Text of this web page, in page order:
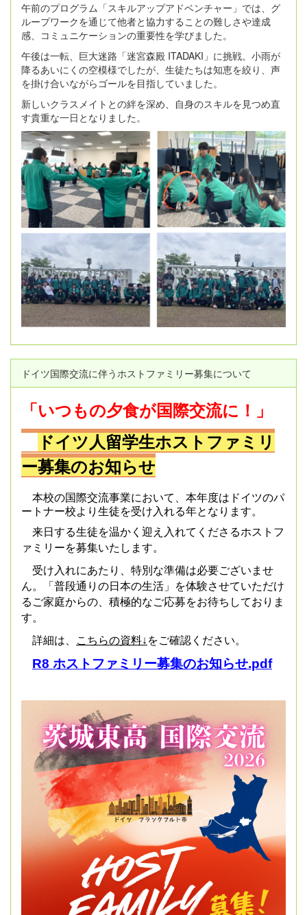
午前のプログラム「スキルアップアドベンチャー」では、グ
ループワークを通じて他者と協力することの難しさや達成
感、コミュニケーションの重要性を学びました。
午後は一転、巨大迷路「迷宮森殿 ITADAKI」に挑戦。小雨が
降るあいにくの空模様でしたが、生徒たちは知恵を絞り、声
を掛け合いながらゴールを目指していました。
新しいクラスメイトとの絆を深め、自身のスキルを見つめ直
す貴重な一日となりました。
ドイツ国際交流に伴うホストファミリー募集について
「いつもの夕食が国際交流に！」
ドイツ人留学生ホストファミリ
ー募集のお知らせ
本校の国際交流事業において、本年度はドイツのパ
ートナー校より生徒を受け入れる年となります。
来日する生徒を温かく迎え入れてくださるホストフ
ァミリーを募集いたします。
受け入れにあたり、特別な準備は必要ございませ
ん。「普段通りの日本の生活」を体験させていただけ
るご家庭からの、積極的なご応募をお待ちしておりま
す。
詳細は、
こちらの資料↓ をご確認ください。
R8 ホストファミリー募集のお知らせ.pdf